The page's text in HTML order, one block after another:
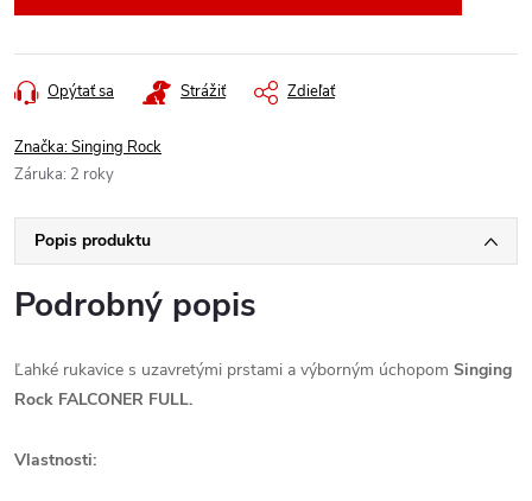
Opýtať sa Strážiť Zdieľať
Značka:Singing Rock
Záruka: 2 roky
Popis produktu
Podrobný popis
Ľahké rukavice s uzavretými prstami a výborným úchopom Singing
Rock FALCONER FULL.
Vlastnosti: